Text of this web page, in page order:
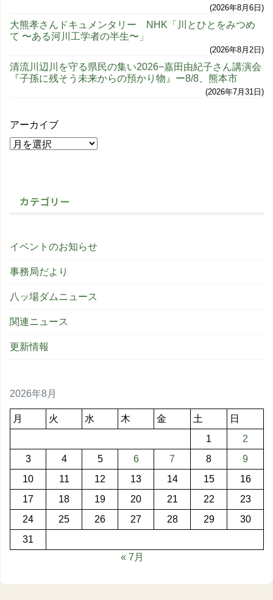
2026年8月6日
大熊孝さんドキュメンタリー NHK「川とひとをみつめ
て 〜ある河川工学者の半生〜」
2026年8月2日
清流川辺川を守る県民の集い2026−嘉田由紀子さん講演会
『子孫に残そう未来からの預かり物』ー8/8、熊本市
2026年7月31日
アーカイブ
カテゴリー
イベントのお知らせ
事務局だより
八ッ場ダムニュース
関連ニュース
更新情報
2026年8月
月 火 水 木 金 土
日
1
2
3
4 5 6 7 8
9
10
11 12 13 14 15
16
17
18 19 20 21 22
23
24
25 26 27 28 29
30
31
« 7月